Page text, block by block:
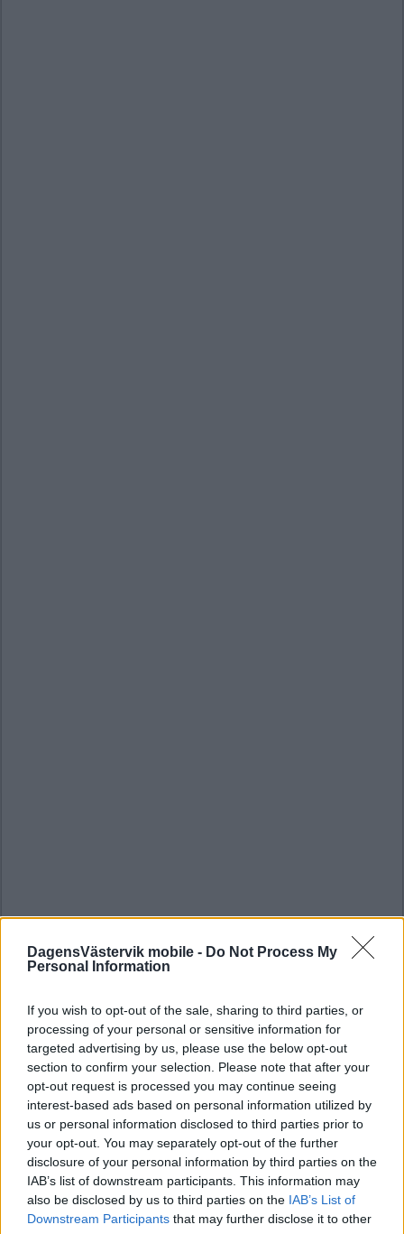
DagensVästervik mobile - Do Not Process My
Personal Information
If you wish to opt-out of the sale, sharing to third parties, or
processing of your personal or sensitive information for
targeted advertising by us, please use the below opt-out
section to confirm your selection. Please note that after your
opt-out request is processed you may continue seeing
interest-based ads based on personal information utilized by
us or personal information disclosed to third parties prior to
your opt-out. You may separately opt-out of the further
disclosure of your personal information by third parties on the
IAB’s list of downstream participants. This information may
also be disclosed by us to third parties on the IAB’s List of
Downstream Participants that may further disclose it to other